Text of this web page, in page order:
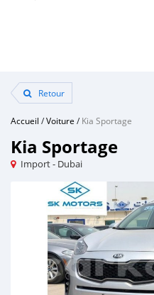
Retour
Accueil /Voiture /Kia Sportage
Kia Sportage
Import - Dubai